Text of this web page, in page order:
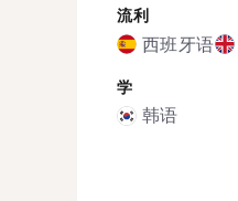
流利
西班牙语
学
韩语